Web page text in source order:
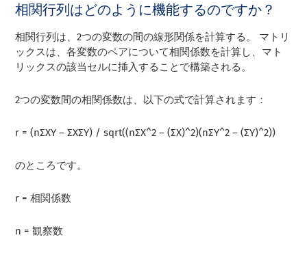
相関行列はどのように機能するのですか？
相関行列は、2つの変数の間の線形関係を計算する。 マトリ
ックスは、各変数のペアについて相関係数を計算し、マト
リックスの該当セルに挿入することで構築される。
2つの変数間の相関係数は、以下の式で計算されます：
r = (nΣXY – ΣXΣY) / sqrt((nΣX^2 – (ΣX)^2)(nΣY^2 – (ΣY)^2))
のところです。
r = 相関係数
n = 観察数